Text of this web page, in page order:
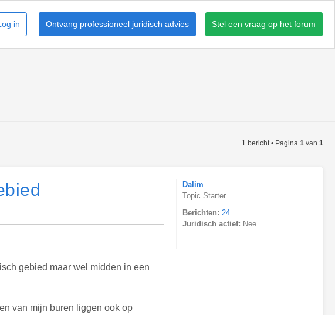
Stel een vraag op het forum
Ontvang professioneel juridisch advies
in
1 bericht • Pagina 1 van 1
Dalim
Topic Starter
Berichten: 24
Juridisch actief: Nee
gebied maar wel midden in een
van mijn buren liggen ook op